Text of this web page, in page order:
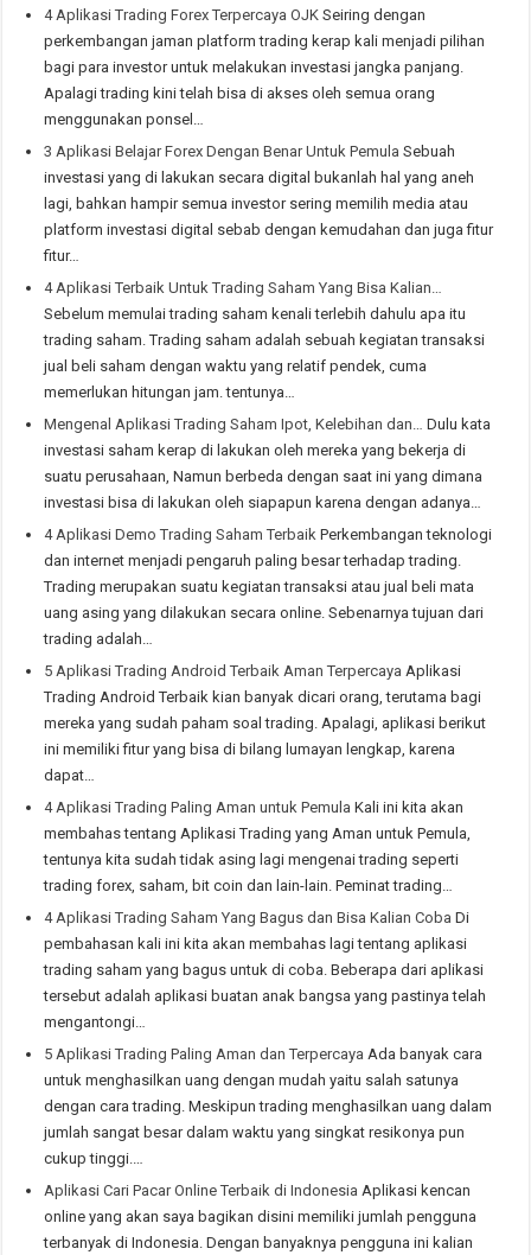
4 Aplikasi Trading Forex Terpercaya OJK Seiring dengan
perkembangan jaman platform trading kerap kali menjadi pilihan
bagi para investor untuk melakukan investasi jangka panjang.
Apalagi trading kini telah bisa di akses oleh semua orang
menggunakan ponsel…
3 Aplikasi Belajar Forex Dengan Benar Untuk Pemula Sebuah
investasi yang di lakukan secara digital bukanlah hal yang aneh
lagi, bahkan hampir semua investor sering memilih media atau
platform investasi digital sebab dengan kemudahan dan juga fitur
fitur…
4 Aplikasi Terbaik Untuk Trading Saham Yang Bisa Kalian…
Sebelum memulai trading saham kenali terlebih dahulu apa itu
trading saham. Trading saham adalah sebuah kegiatan transaksi
jual beli saham dengan waktu yang relatif pendek, cuma
memerlukan hitungan jam. tentunya…
Mengenal Aplikasi Trading Saham Ipot, Kelebihan dan…
Dulu kata
investasi saham kerap di lakukan oleh mereka yang bekerja di
suatu perusahaan, Namun berbeda dengan saat ini yang dimana
investasi bisa di lakukan oleh siapapun karena dengan adanya…
4 Aplikasi Demo Trading Saham Terbaik Perkembangan teknologi
dan internet menjadi pengaruh paling besar terhadap trading.
Trading merupakan suatu kegiatan transaksi atau jual beli mata
uang asing yang dilakukan secara online. Sebenarnya tujuan dari
trading adalah…
5 Aplikasi Trading Android Terbaik Aman Terpercaya Aplikasi
Trading Android Terbaik kian banyak dicari orang, terutama bagi
mereka yang sudah paham soal trading. Apalagi, aplikasi berikut
ini memiliki fitur yang bisa di bilang lumayan lengkap, karena
dapat…
4 Aplikasi Trading Paling Aman untuk Pemula Kali ini kita akan
membahas tentang Aplikasi Trading yang Aman untuk Pemula,
tentunya kita sudah tidak asing lagi mengenai trading seperti
trading forex, saham, bit coin dan lain-lain. Peminat trading…
4 Aplikasi Trading Saham Yang Bagus dan Bisa Kalian Coba Di
pembahasan kali ini kita akan membahas lagi tentang aplikasi
trading saham yang bagus untuk di coba. Beberapa dari aplikasi
tersebut adalah aplikasi buatan anak bangsa yang pastinya telah
mengantongi…
5 Aplikasi Trading Paling Aman dan Terpercaya Ada banyak cara
untuk menghasilkan uang dengan mudah yaitu salah satunya
dengan cara trading. Meskipun trading menghasilkan uang dalam
jumlah sangat besar dalam waktu yang singkat resikonya pun
cukup tinggi.…
Aplikasi Cari Pacar Online Terbaik di Indonesia Aplikasi kencan
online yang akan saya bagikan disini memiliki jumlah pengguna
terbanyak di Indonesia. Dengan banyaknya pengguna ini kalian